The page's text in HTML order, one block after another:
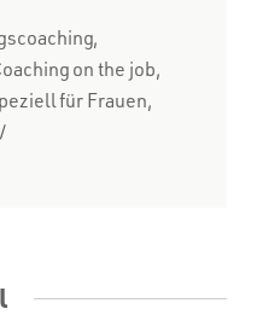
on the job,
für Frauen,